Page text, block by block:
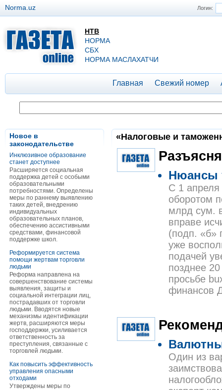
Логин:
Norma.uz
НТВ
НОРМА
СБХ
НОРМА МАСЛАХАТЧИ
Главная Свежий номер
Новое в
законодательстве
Инклюзивное образование
станет доступнее
Расширяется социальная
поддержка детей с особыми
образовательными
потребностями. Определены
меры по раннему выявлению
таких детей, внедрению
индивидуальных
образовательных планов,
обеспечению ассистивными
средствами, финансовой
поддержке школ.
Реформируется система
помощи жертвам торговли
людьми
Реформа направлена на
совершенствование системы
выявления, защиты и
социальной интеграции лиц,
пострадавших от торговли
людьми. Вводятся новые
механизмы идентификации
жертв, расширяются меры
господдержки, усиливается
ответственность за
преступления, связанные с
торговлей людьми.
Как повысить эффективность
управления опасными
отходами
Утверждены меры по
«Налоговые и
Нюансы
С 1
оборотом
млрд сум.
вправе
(подп. «б»
уже
подачей
позднее
просьбе
финансов
Один из